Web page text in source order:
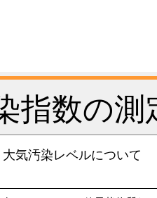
指数の測
大気汚染レベルについて